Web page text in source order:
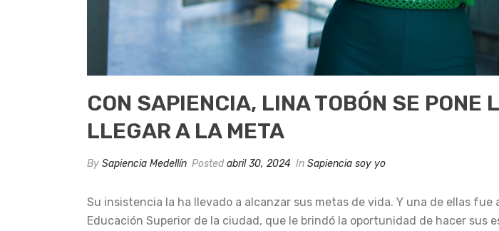
CON SAPIENCIA, LINA TOBÓN SE PONE
LLEGAR A LA META
By Sapiencia Medellín Postedabril 30, 2024 In Sapiencia soy yo
Su insistencia la ha llevado a alcanzar sus metas de vida. Y una de ellas fue
Educación Superior de la ciudad, que le brindó la oportunidad de hacer sus